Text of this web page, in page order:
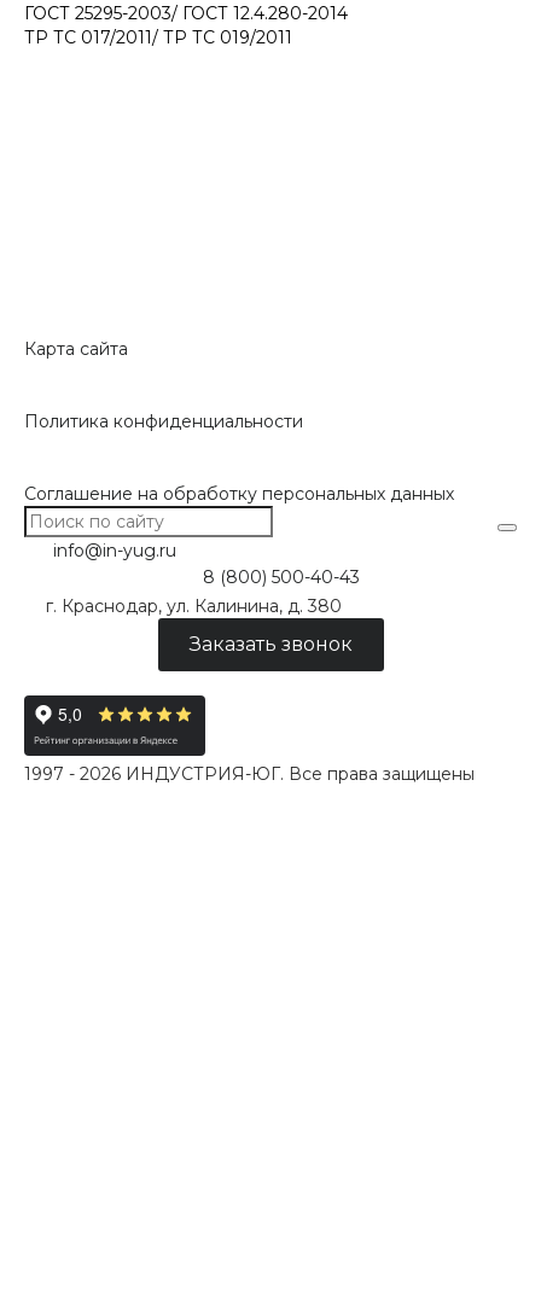
ГОСТ 25295-2003/ ГОСТ 12.4.280-2014
ТР ТС 017/2011/ ТР ТС 019/2011
Карта сайта
Политика конфиденциальности
Соглашение на обработку персональных данных
info@in-yug.ru
8 (800) 500-40-43
г. Краснодар, ул. Калинина, д. 380
Заказать звонок
1997 - 2026 ИНДУСТРИЯ-ЮГ. Все права защищены